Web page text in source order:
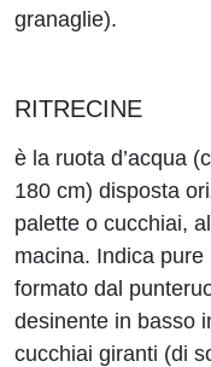
granaglie).
RITRECINE
è la ruota d’acqua
180 cm) disposta
palette o cucchiai,
macina. Indica
formato dal
desinente in basso
cucchiai giranti (di